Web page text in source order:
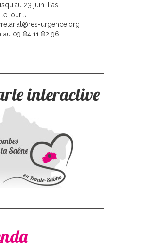
23 juin. Pas
jour J.
urgence.org
au 09 84 11 82 96
interactive